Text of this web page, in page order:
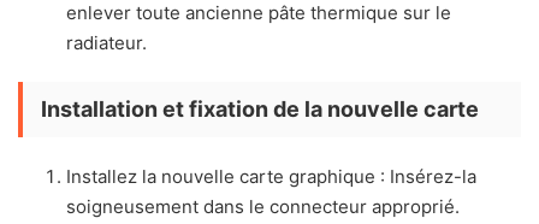
enlever toute ancienne pâte thermique sur le
radiateur.
Installation et fixation de la nouvelle carte
Installez la nouvelle carte graphique : Insérez-la
soigneusement dans le connecteur approprié.